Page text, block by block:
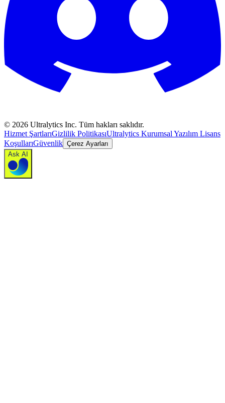
© 2026 Ultralytics Inc. Tüm hakları saklıdır.
Hizmet ŞartlarıGizlilik PolitikasıUltralytics Kurumsal Yazılım Lisans
KoşullarıGüvenlik Çerez Ayarları
Ask AI